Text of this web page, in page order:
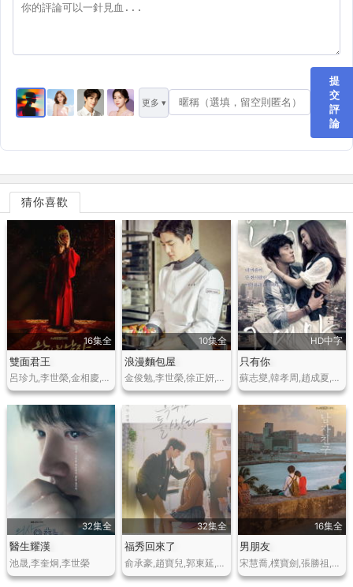
更多 ▾
提
交
評
論
猜你喜歡
16集全
雙面君王
呂珍九,李世榮,金相慶,權海驍,張光
10集全
浪漫麵包屋
金俊勉,李世榮,徐正妍,李基燦,吳尚津
HD中字
只有你
蘇志燮,韓孝周,趙成夏,姜信日,樸哲民
32集全
醫生耀漢
池晟,李奎炯,李世榮
32集全
福秀回來了
俞承豪,趙寶兒,郭東延,金東英,樸雅仁
16集全
男朋友
宋慧喬,樸寶劍,張勝祖,高昌錫,車和娟,文盛瑾,南琪愛